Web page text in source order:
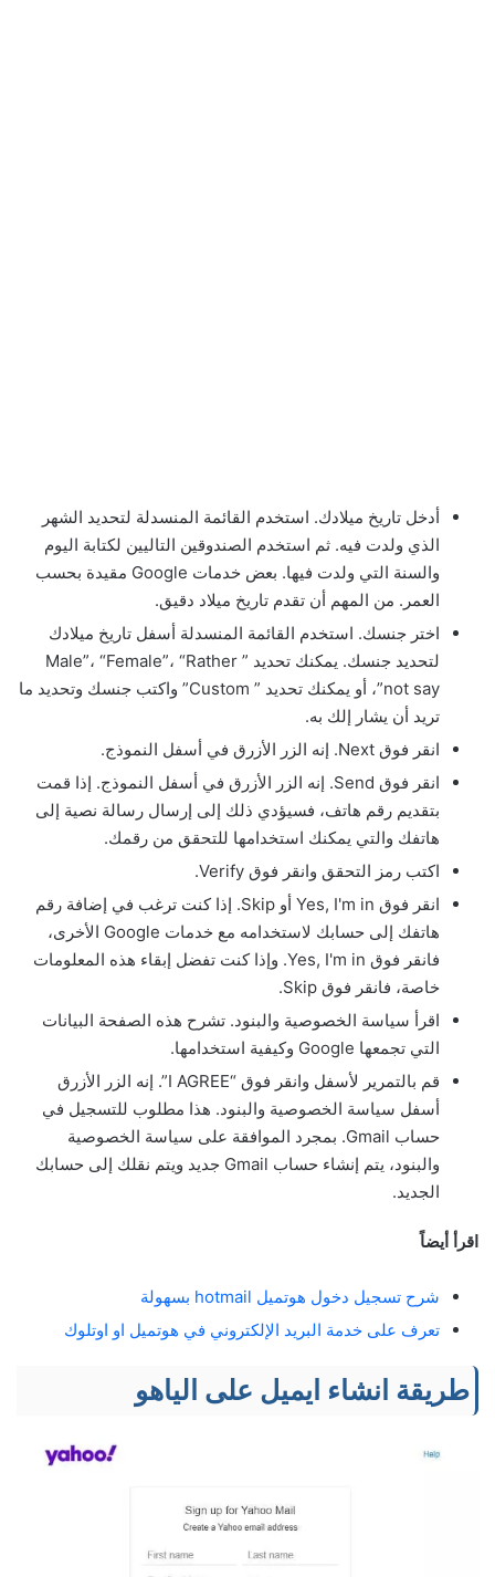
أدخل تاريخ ميلادك. استخدم القائمة المنسدلة لتحديد الشهر
الذي ولدت فيه. ثم استخدم الصندوقين التاليين لكتابة اليوم
والسنة التي ولدت فيها. بعض خدمات Google مقيدة بحسب
العمر. من المهم أن تقدم تاريخ ميلاد دقيق.
اختر جنسك. استخدم القائمة المنسدلة أسفل تاريخ ميلادك
لتحديد جنسك. يمكنك تحديد ” Male”، “Female”، “Rather
not say”، أو يمكنك تحديد ” Custom” واكتب جنسك وتحديد ما
تريد أن يشار إلك به.
انقر فوق Next. إنه الزر الأزرق في أسفل النموذج.
انقر فوق Send. إنه الزر الأزرق في أسفل النموذج. إذا قمت
بتقديم رقم هاتف، فسيؤدي ذلك إلى إرسال رسالة نصية إلى
هاتفك والتي يمكنك استخدامها للتحقق من رقمك.
اكتب رمز التحقق وانقر فوق Verify.
انقر فوق Yes, I'm in أو Skip. إذا كنت ترغب في إضافة رقم
هاتفك إلى حسابك لاستخدامه مع خدمات Google الأخرى،
فانقر فوق Yes, I'm in. وإذا كنت تفضل إبقاء هذه المعلومات
خاصة، فانقر فوق Skip.
اقرأ سياسة الخصوصية والبنود. تشرح هذه الصفحة البيانات
التي تجمعها Google وكيفية استخدامها.
قم بالتمرير لأسفل وانقر فوق “I AGREE”. إنه الزر الأزرق
أسفل سياسة الخصوصية والبنود. هذا مطلوب للتسجيل في
حساب Gmail. بمجرد الموافقة على سياسة الخصوصية
والبنود، يتم إنشاء حساب Gmail جديد ويتم نقلك إلى حسابك
الجديد.
اقرأ أيضاً
شرح تسجيل دخول هوتميل hotmail بسهولة
تعرف على خدمة البريد الإلكتروني في هوتميل او اوتلوك
طريقة انشاء ايميل على الياهو